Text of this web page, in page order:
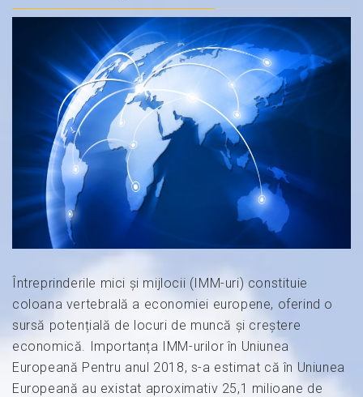
Întreprinderile mici şi mijlocii (IMM-uri) consti­tuie
coloana vertebrală a economiei europene, oferind o
sursă potențială de locuri de muncă și creștere
economică. Importanța IMM-urilor în Uniunea
Europeană Pentru anul 2018, s-a estimat că în Uniunea
Europeană au existat aproximativ 25,1 milioane de